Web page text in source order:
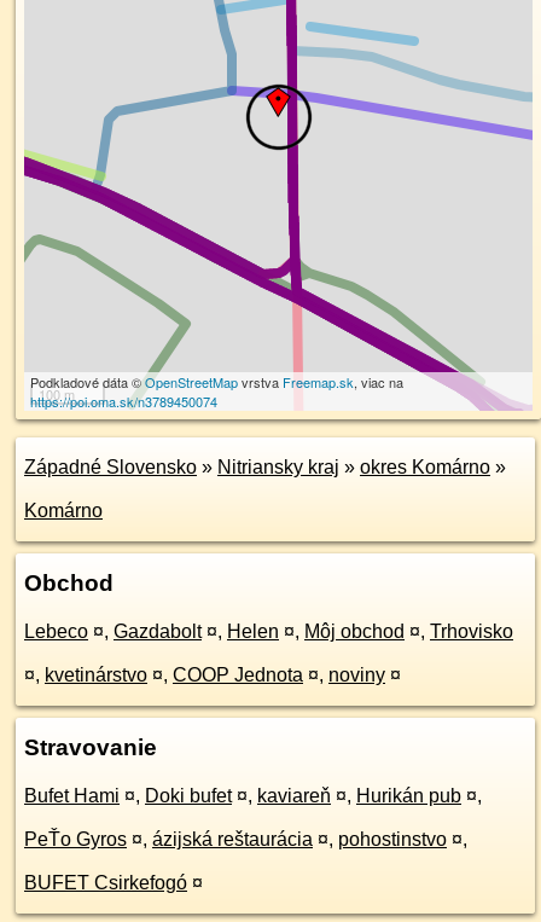
100 m
Podkladové dáta ©OpenStreetMapvrstva Freemap.sk, viac na
https://poi.oma.sk/n3789450074
Západné Slovensko » Nitriansky kraj » okres Komárno »
Komárno
Obchod
Lebeco ¤, Gazdabolt ¤, Helen ¤, Môj obchod ¤, Trhovisko
¤, kvetinárstvo ¤, COOP Jednota ¤, noviny ¤
Stravovanie
Bufet Hami ¤, Doki bufet ¤, kaviareň ¤, Hurikán pub ¤,
PeŤo Gyros ¤, ázijská reštaurácia ¤, pohostinstvo ¤,
BUFET Csirkefogó ¤